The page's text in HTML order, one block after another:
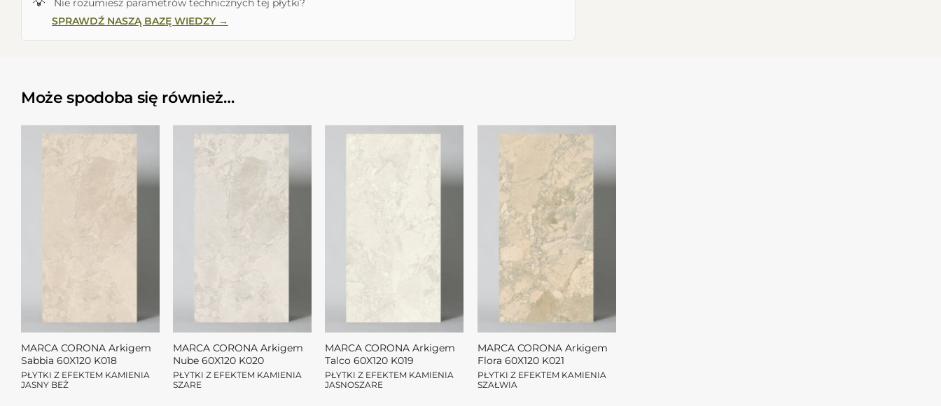
Nie rozumiesz parametrów technicznych tej płytki?
SPRAWDŹ NASZĄ BAZĘ WIEDZY →
Może spodoba się również…
MARCA CORONA Arkigem
Sabbia 60X120 K018
PŁYTKI Z EFEKTEM KAMIENIA
JASNY BEŻ
MARCA CORONA Arkigem
Nube 60X120 K020
PŁYTKI Z EFEKTEM KAMIENIA
SZARE
MARCA CORONA Arkigem
Talco 60X120 K019
PŁYTKI Z EFEKTEM KAMIENIA
JASNOSZARE
MARCA CORONA Arkigem
Flora 60X120 K021
PŁYTKI Z EFEKTEM KAMIENIA
SZAŁWIA